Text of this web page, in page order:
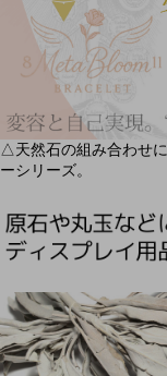
△天然石の組み合わせ
ーシリーズ。